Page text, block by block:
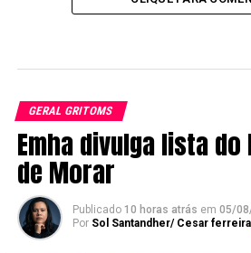
GERAL GRITOMS
Emha divulga lista do
de Morar
Publicado 10 horas atrás em 05/
Por Sol Santandher/ Cesar ferreira